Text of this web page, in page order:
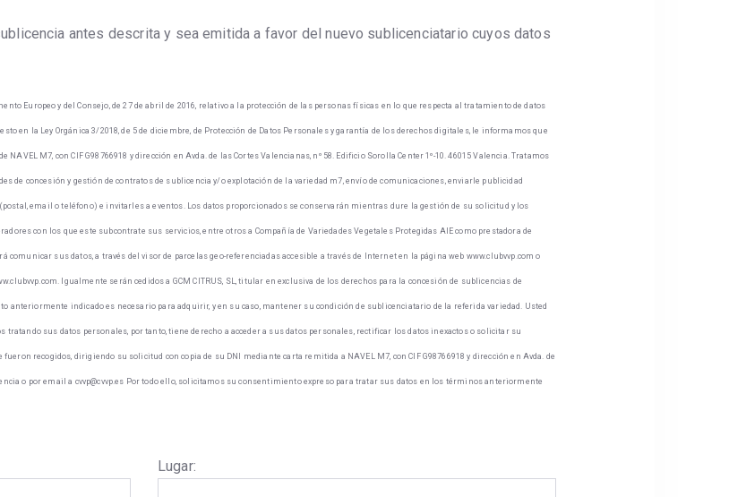
antes descrita y sea emitida a favor del nuevo sublicenciatario cuyos datos
Europeo y del Consejo, de 27 de abril de 2016, relativo a la protección de las personas físicas en lo que respecta al tratamiento de datos
en la Ley Orgánica 3/2018, de 5 de diciembre, de Protección de Datos Personales y garantía de los derechos digitales, le informamos que
M7, con CIF G98766918 y dirección en Avda. de las Cortes Valencianas, nº 58. Edificio Sorolla Center 1º-10. 46015 Valencia. Tratamos
de concesión y gestión de contratos de sublicencia y/o explotación de la variedad m7, envío de comunicaciones, enviarle publicidad
email o teléfono) e invitarles a eventos. Los datos proporcionados se conservarán mientras dure la gestión de su solicitud y los
con los que este subcontrate sus servicios, entre otros a Compañía de Variedades Vegetales Protegidas AIE como prestadora de
sus datos, a través del visor de parcelas geo-referenciadas accesible a través de Internet en la página web www.clubvvp.com o
Igualmente serán cedidos a GCM CITRUS, SL, titular en exclusiva de los derechos para la concesión de sublicencias de
anteriormente indicado es necesario para adquirir, y en su caso, mantener su condición de sublicenciatario de la referida variedad. Usted
sus datos personales, por tanto, tiene derecho a acceder a sus datos personales, rectificar los datos inexactos o solicitar su
recogidos, dirigiendo su solicitud con copia de su DNI mediante carta remitida a NAVEL M7, con CIF G98766918 y dirección en Avda. de
o por email a cvvp@cvvp.es Por todo ello, solicitamos su consentimiento expreso para tratar sus datos en los términos anteriormente
Lugar: